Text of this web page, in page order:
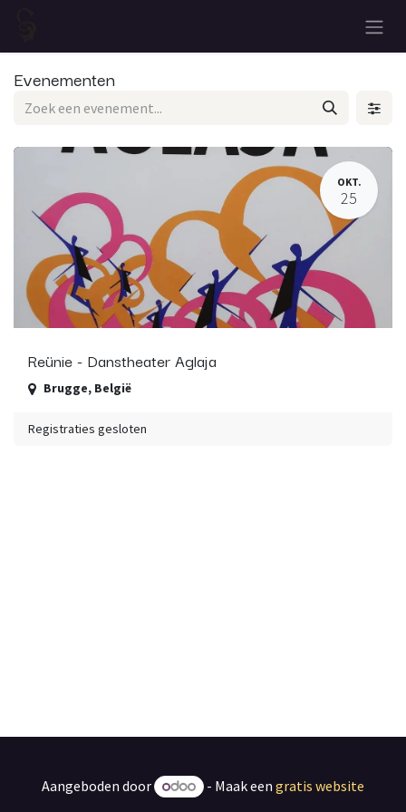
Evenementen
OKT.
25
Reünie - Danstheater Aglaja
Brugge, België
Registraties gesloten
Aangeboden door - Maak een gratis website